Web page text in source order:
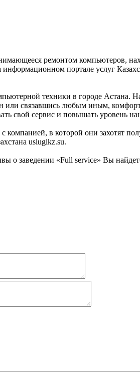
ремонтом компьютеров,
портале услуг
техники в городе Астана.
или связавшись любым иным,
свой сервис и повышать уровень
компанией, в которой они захотят
uslugikz.su.
заведении «Full service» Вы